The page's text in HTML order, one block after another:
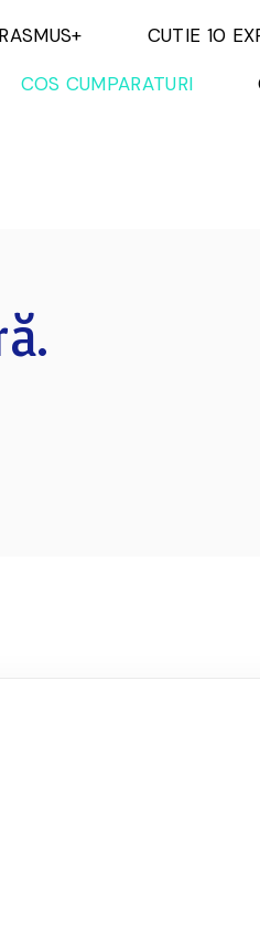
CUTIE 10
COS CUMPARATURI